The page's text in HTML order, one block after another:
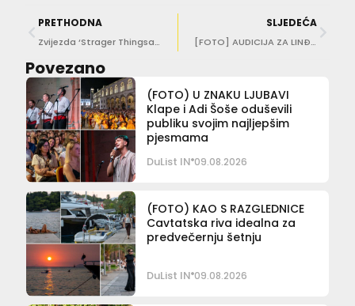
PRETHODNA
Zvijezda ‘Strager Thingsa’ i sin Bon Jovija partijali u Revelinu
SLJEDEĆA
[FOTO] AUDICIJA ZA LINĐO Djevojčice i dječaci balali i pjevali u Lazaretima
Povezano
(FOTO) U ZNAKU LJUBAVI
Klape i Adi Šoše oduševili
publiku svojim najljepšim
pjesmama
DuList IN 09.08.2026
(FOTO) KAO S RAZGLEDNICE
Cavtatska riva idealna za
predvečernju šetnju
DuList IN 09.08.2026